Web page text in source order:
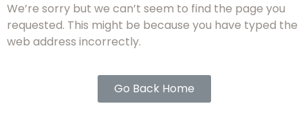
We’re sorry but we can’t seem to find the page you
requested. This might be because you have typed the
web address incorrectly.
Go Back Home